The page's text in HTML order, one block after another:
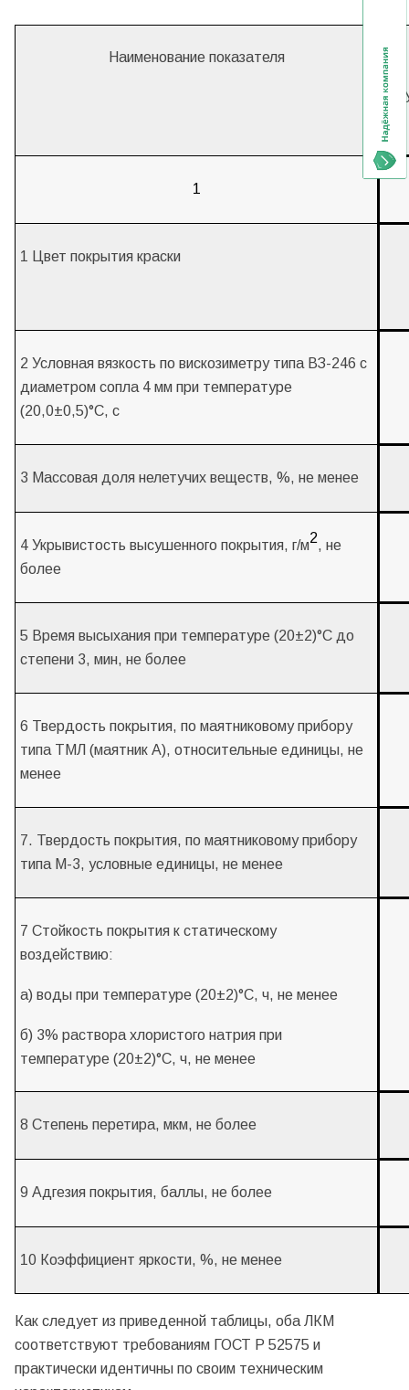
Наименование показателя
1
1 Цвет покрытия краски
2 Условная вязкость по вискозиметру типа ВЗ-246 с
диаметром сопла 4 мм при температуре
(20,0±0,5)°С, с
3 Массовая доля нелетучих веществ, %, не менее
4 Укрывистость высушенного покрытия, г/м2, не
более
5 Время высыхания при температуре (20±2)°С до
степени 3, мин, не более
6 Твердость покрытия, по маятниковому прибору
типа ТМЛ (маятник А), относительные единицы, не
менее
7. Твердость покрытия, по маятниковому прибору
типа М-3, условные единицы, не менее
7 Стойкость покрытия к статическому
воздействию:
а) воды при температуре (20±2)°С, ч, не менее
б) 3% раствора хлористого натрия при
температуре (20±2)°С, ч, не менее
8 Степень перетира, мкм, не более
9 Адгезия покрытия, баллы, не более
10 Коэффициент яркости, %, не менее
Как следует из приведенной таблицы, оба ЛКМ
соответствуют требованиям ГОСТ Р 52575 и
практически идентичны по своим техническим